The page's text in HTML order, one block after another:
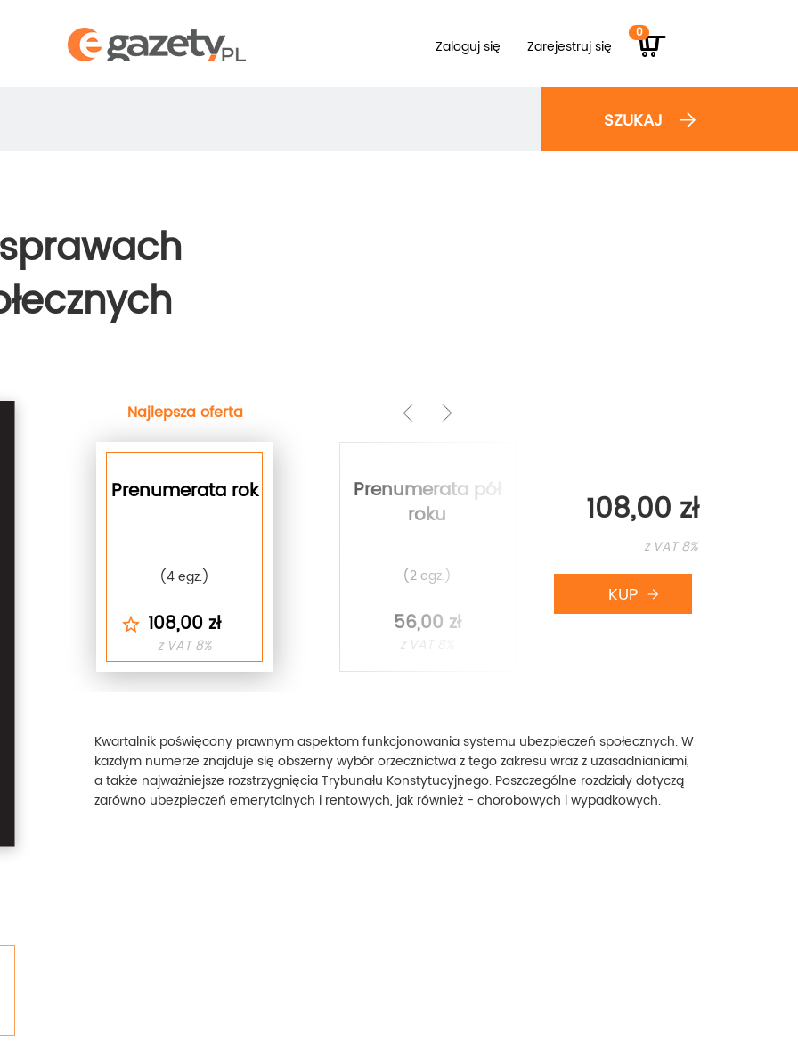
Zaloguj się Zarejestruj się
0
SZUKAJ
Najlepsza oferta
Prenumerata rok
(4 egz.)
108,00 zł
z VAT 8%
Prenumerata pół
roku
(2 egz.)
56,00 zł
z VAT 8%
Pojedyncze
wydanie
29,00 zł
108,00 zł
z VAT 8%
Kwartalnik poświęcony prawnym aspektom funkcjonowania systemu ubezpieczeń społecznych. W
każdym numerze znajduje się obszerny wybór orzecznictwa z tego zakresu wraz z uzasadnianiami,
a także najważniejsze rozstrzygnięcia Trybunału Konstytucyjnego. Poszczególne rozdziały dotyczą
zarówno ubezpieczeń emerytalnych i rentowych, jak również - chorobowych i wypadkowych.